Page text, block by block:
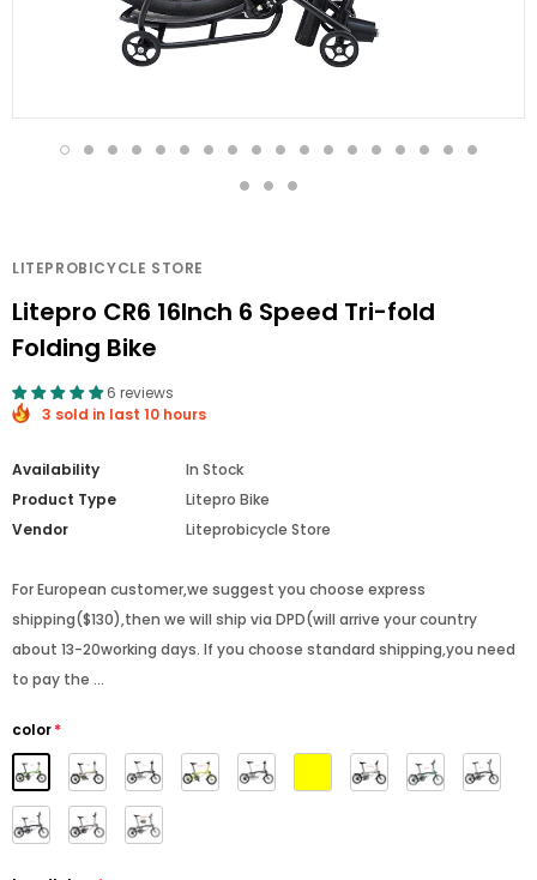
LITEPROBICYCLE STORE
Litepro CR6 16Inch 6 Speed Tri-fold
Folding Bike
6 reviews
3 sold in last 10 hours
Availability
In Stock
Product Type
Litepro Bike
Vendor
Liteprobicycle Store
For European customer,we suggest you choose express
shipping($130),then we will ship via DPD(will arrive your country
about 13-20working days. If you choose standard shipping,you need
to pay the ...
color*